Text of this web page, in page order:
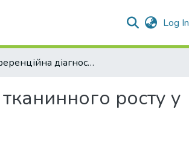
Log In
«Диференційна діагностика та лікування патології тканинного росту у собак»
росту у